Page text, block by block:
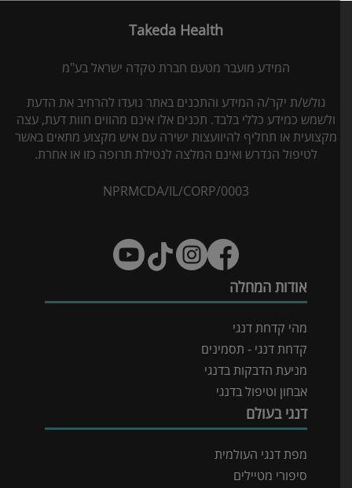
Takeda Health
המידע מועבר מטעם חברת טקדה ישראל בע"מ
גולש/ת יקר/ה המידע והתכנים באתר נועדו להרחיב את הדעת
ולשמש כמידע כללי בלבד. תכנים אלו אינם מהווים חוות דעת, עצה
מקצועית או תחליף להיוועצות ישירה עם איש מקצוע מתאים באשר
לטיפול הנדרש ואינם המלצה לנטילת תרופה כזו או אחרת.
NPRMCDA/IL/CORP/0003
אודות המחלה
מהי קדחת דנגי
קדחת דנגי - תסמינים
מניעת הדבקות בדנגי
אבחון וטיפול בדנגי
דנגי בעולם
מפת דנגי העולמית
סיפורי מטיילים